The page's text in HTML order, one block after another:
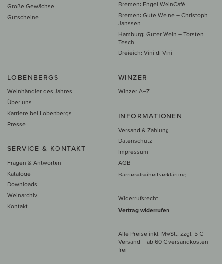
Große Gewächse
Gutscheine
Bremen: Engel WeinCafé
Bremen: Gute Weine – Christoph
Janssen
Hamburg: Guter Wein – Torsten
Tesch
Dreieich: Vini di Vini
LOBENBERGS
Weinhändler des Jahres
Über uns
Karriere bei Lobenbergs
Presse
SERVICE & KONTAKT
Fragen & Antworten
Kataloge
Downloads
Weinarchiv
Kontakt
WINZER
Winzer A–Z
INFORMATIONEN
Versand & Zahlung
Datenschutz
Impressum
AGB
Barrierefreiheitserklärung
Widerrufsrecht
Vertrag widerrufen
Alle Preise inkl. MwSt., zzgl. 5 €
Versand – ab 60 € versand­kosten­
frei